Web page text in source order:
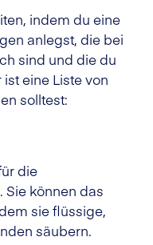
indem du eine
anlegst, die bei
sind und die du
eine Liste von
solltest:
die
können das
sie flüssige,
säubern.